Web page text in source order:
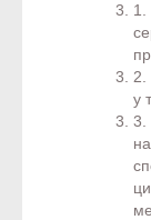
2.
у
3.